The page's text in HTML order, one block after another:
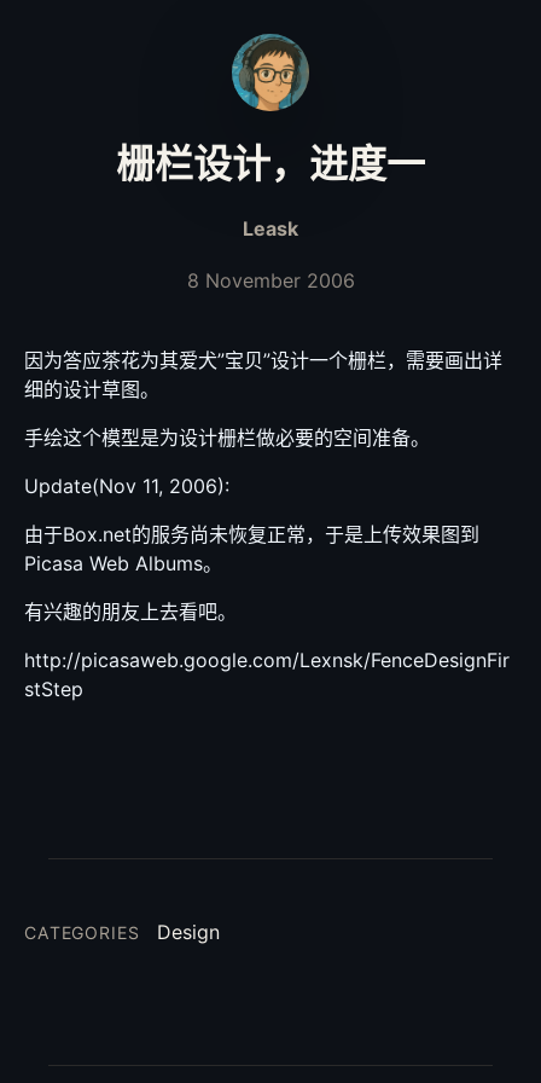
栅栏设计，进度一
Leask
8 November 2006
因为答应茶花为其爱犬”宝贝”设计一个栅栏，需要画出详
细的设计草图。
手绘这个模型是为设计栅栏做必要的空间准备。
Update(Nov 11, 2006):
由于Box.net的服务尚未恢复正常，于是上传效果图到
Picasa Web Albums。
有兴趣的朋友上去看吧。
http://picasaweb.google.com/Lexnsk/FenceDesignFir
stStep
CATEGORIES Design